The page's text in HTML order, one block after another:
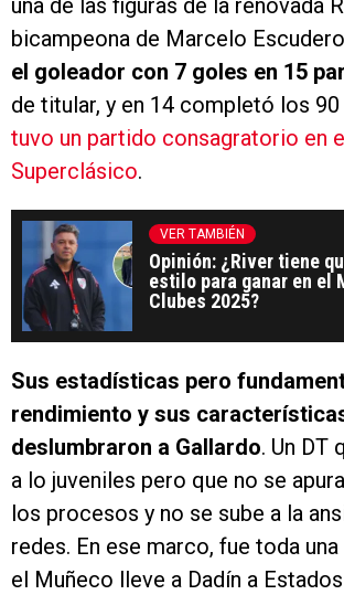
una de las figuras de la renovada
bicampeona de Marcelo
el goleador con 7 goles en 15
de titular, y en 14 completó los
tuvo un partido consagratorio en el
Superclásico.
VER TAMBIÉN
Opinión: ¿River tiene
estilo para ganar en el
Clubes 2025?
Sus estadísticas pero
rendimiento y sus
deslumbraron a Gallardo. Un DT
a lo juveniles pero que no se
los procesos y no se sube a la
redes. En ese marco, fue toda
el Muñeco lleve a Dadín a